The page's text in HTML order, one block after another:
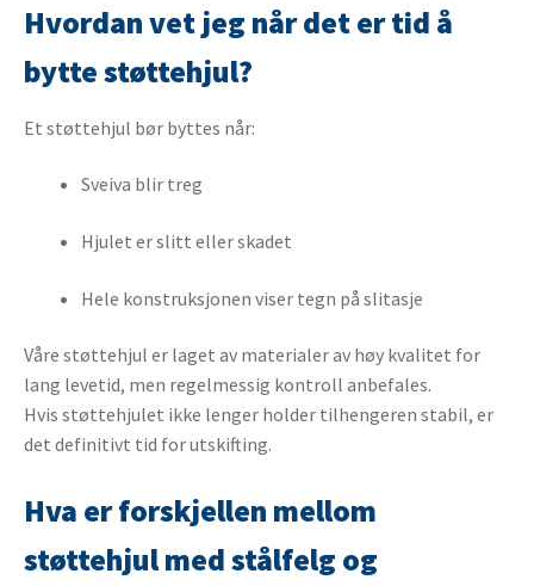
Hvordan vet jeg når det er tid å
bytte støttehjul?
Et støttehjul bør byttes når:
Sveiva blir treg
Hjulet er slitt eller skadet
Hele konstruksjonen viser tegn på slitasje
Våre støttehjul er laget av materialer av høy kvalitet for
lang levetid, men regelmessig kontroll anbefales.
Hvis støttehjulet ikke lenger holder tilhengeren stabil, er
det definitivt tid for utskifting.
Hva er forskjellen mellom
støttehjul med stålfelg og